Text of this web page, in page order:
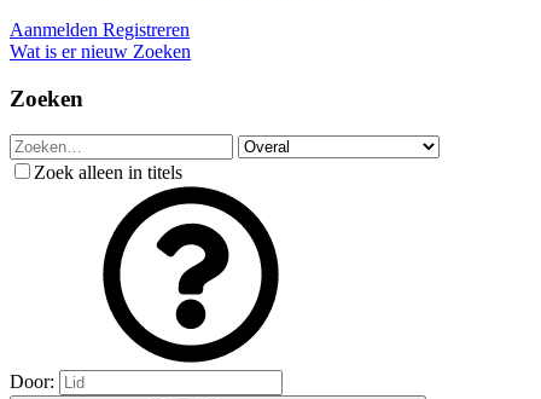
Aanmelden Registreren
Wat is er nieuw Zoeken
Zoeken
Zoek alleen in titels
Door: